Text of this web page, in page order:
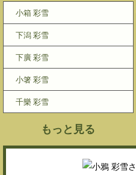
小箱 彩雪
下潟 彩雪
下廣 彩雪
小箸 彩雪
千樂 彩雪
もっと見る